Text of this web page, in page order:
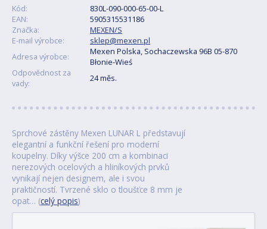
Kód:
830L-090-000-65-00-L
EAN:
5905315531186
Značka:
MEXEN/S
E-mail výrobce:
sklep@mexen.pl
Adresa výrobce:
Mexen Polska, Sochaczewska 96B 05-870
Błonie-Wieś
Odpovědnost za
vady:
24 měs.
Sprchové zástěny Mexen LUNAR L představují
elegantní a funkční řešení pro moderní
koupelny. Díky výšce 200 cm a kombinaci
nerezových ocelových a hliníkových prvků
vynikají nejen designem, ale i svou
praktičností. Tvrzené sklo o tloušťce 8 mm je
opat… (celý popis)